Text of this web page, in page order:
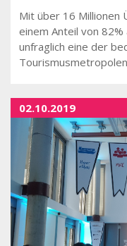
Mit über 16 Millionen
einem Anteil von 82%
unfraglich eine der
02.10.2019